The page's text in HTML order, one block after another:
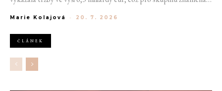
luxusním zůstává i přes přetrvávající ekonomickou nejistotu
Marie Kolajová - 20. 7. 2026
ČLÁNEK